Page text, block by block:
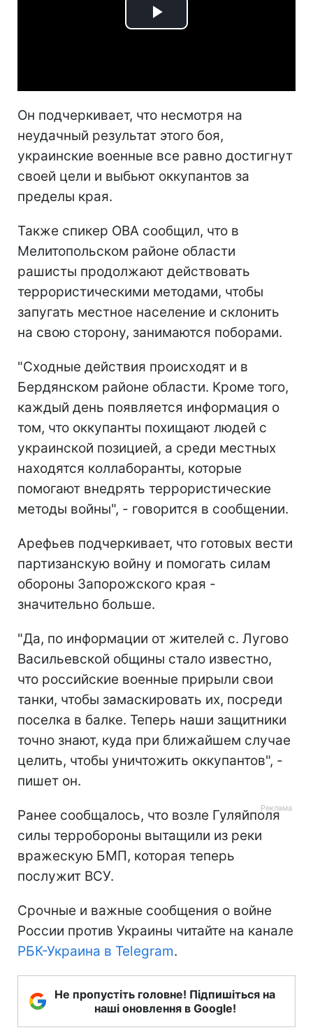
Play
Он подчеркивает, что несмотря на
неудачный результат этого боя,
украинские военные все равно достигнут
своей цели и выбьют оккупантов за
пределы края.
Также спикер ОВА сообщил, что в
Мелитопольском районе области
рашисты продолжают действовать
террористическими методами, чтобы
запугать местное население и склонить
на свою сторону, занимаются поборами.
"Сходные действия происходят и в
Бердянском районе области. Кроме того,
каждый день появляется информация о
том, что оккупанты похищают людей с
украинской позицией, а среди местных
находятся коллаборанты, которые
помогают внедрять террористические
методы войны", - говорится в сообщении.
Арефьев подчеркивает, что готовых вести
партизанскую войну и помогать силам
обороны Запорожского края -
значительно больше.
"Да, по информации от жителей с. Лугово
Васильевской общины стало известно,
что российские военные прирыли свои
танки, чтобы замаскировать их, посреди
поселка в балке. Теперь наши защитники
точно знают, куда при ближайшем случае
целить, чтобы уничтожить оккупантов", -
пишет он.
Ранее сообщалось, что возле Гуляйполя
силы терробороны вытащили из реки
вражескую БМП, которая теперь
послужит ВСУ.
Срочные и важные сообщения о войне
России против Украины читайте на канале
РБК-Украина в Telegram.
Не пропустіть головне! Підпишіться на
наші оновлення в Google!